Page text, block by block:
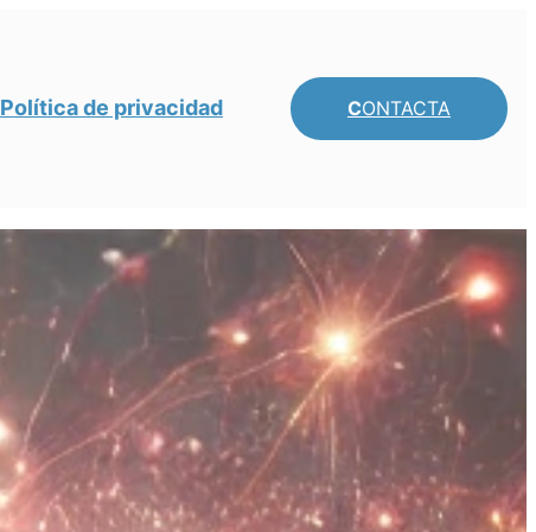
Política de privacidad CONTACTA